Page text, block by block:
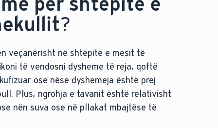
?
veçanërisht në shtëpitë e mesit të
të vendosni dysheme të reja, qoftë
ose nëse dyshemeja është prej
Plus, ngrohja e tavanit është relativisht
nën suva ose në pllakat mbajtëse të